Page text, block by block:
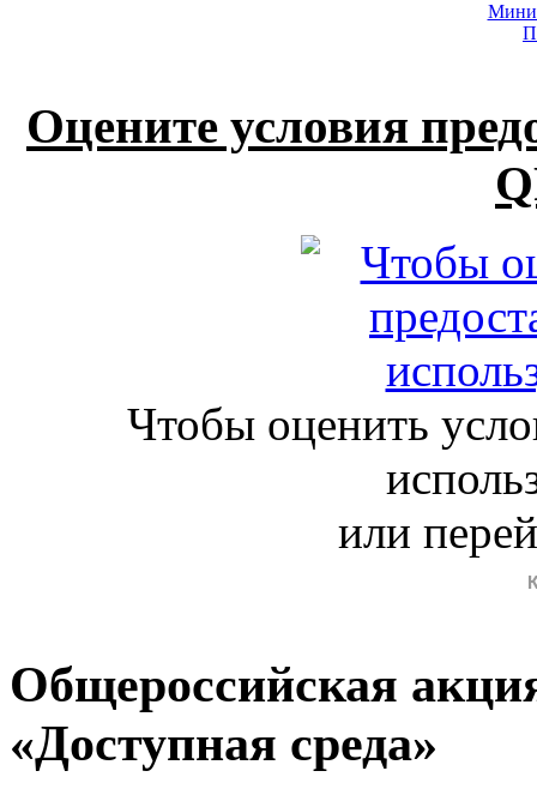
Оцените условия
Чтобы оценить
или
Общероссийская
«Доступная среда»